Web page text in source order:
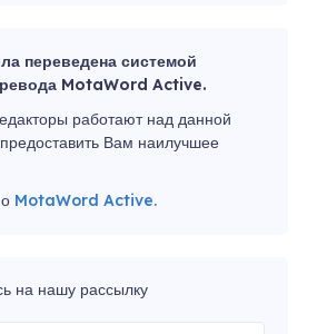
переведена системой
MotaWord Active.
работают над данной
Вам наилучшее
MotaWord Active.
на нашу рассылку